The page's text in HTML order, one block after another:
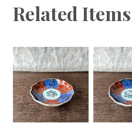
Related Items